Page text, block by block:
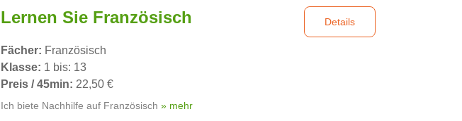
Lernen Sie Französisch
Fächer: Französisch
Klasse: 1 bis: 13
Preis / 45min: 22,50 €
Ich biete Nachhilfe auf Französisch » mehr
Details